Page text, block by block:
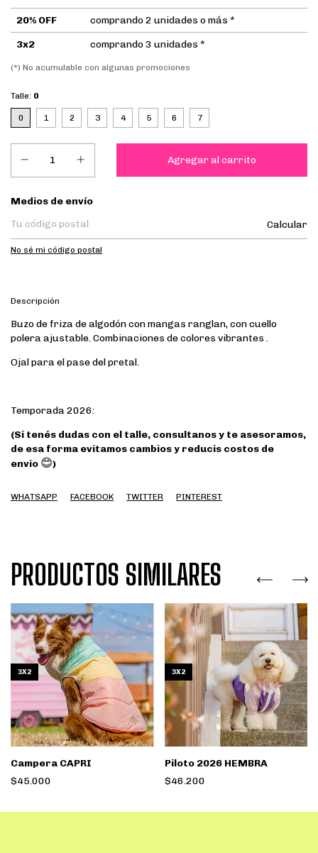
20% OFF
comprando 2 unidades o más *
3x2
comprando 3 unidades *
(*) No acumulable con algunas promociones
Talle: 0
0 1 2 3 4 5 6 7
Entregas para el CP:
Medios de envío
Calcular
No sé mi código postal
Descripción
Buzo de friza de algodón con mangas ranglan, con cuello
polera ajustable. Combinaciones de colores vibrantes .
Ojal para el pase del pretal.
Temporada 2026:
(Si tenés dudas con el talle, consultanos y te asesoramos,
de esa forma evitamos cambios y reducis costos de
envio 😊)
WHATSAPP FACEBOOK TWITTER PINTEREST
PRODUCTOS SIMILARES
3X2
Campera CAPRI
$45.000
3X2
Piloto 2026 HEMBRA
$46.200